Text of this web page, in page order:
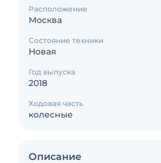
Расположение
Москва
Состояние техники
Новая
Год выпуска
2018
Ходовая часть
колесные
Описание